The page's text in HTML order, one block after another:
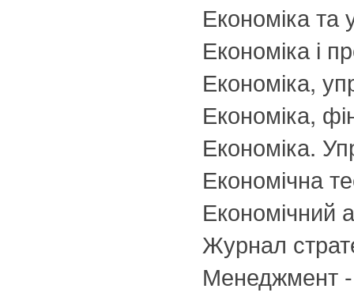
Економіка
Економіка і
Економіка,
Економіка,
Економіка.
Економічна
Економічний
Журнал
Менеджмент